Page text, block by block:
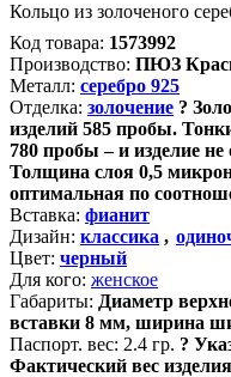
Кольцо из золоченого
Код товара: 1573992
Производство: ПЮЗ
Металл: серебро 925
Отделка: золочение ?
изделий 585 пробы.
780 пробы – и изделие не
Толщина слоя 0,5
оптимальная по
Вставка: фианит
Дизайн: классика ,
Цвет: черный
Для кого: женское
Габариты: Диаметр
вставки 8 мм, ширина
Паспорт. вес: 2.4 гр. ?
Фактический вес